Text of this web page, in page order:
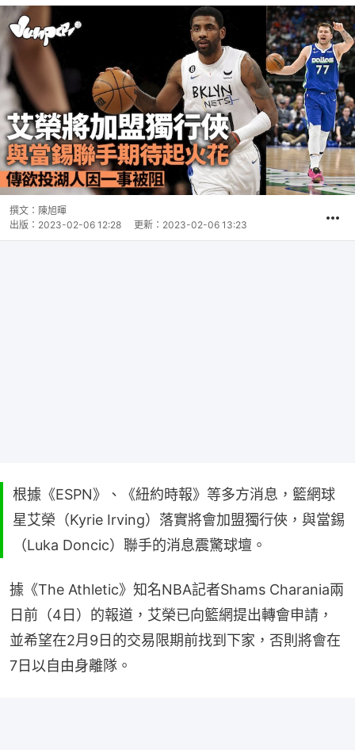
撰文： 陳旭暉
出版： 2023-02-06 12:28 更新： 2023-02-06 13:23
根據《ESPN》、《紐約時報》等多方消息，籃網球
星艾榮（Kyrie Irving）落實將會加盟獨行俠，與當錫
（Luka Doncic）聯手的消息震驚球壇。
據《The Athletic》知名NBA記者Shams Charania兩
日前（4日）的報道，艾榮已向籃網提出轉會申請，
並希望在2月9日的交易限期前找到下家，否則將會在
7日以自由身離隊。